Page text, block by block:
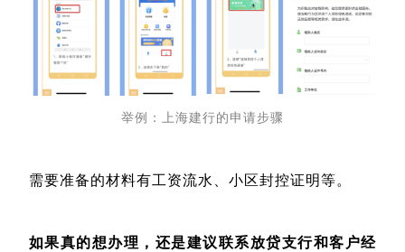
举例：上海建行的申请步骤
需要准备的材料有工资流水、小区封控证明等。
如果真的想办理，还是建议联系放贷支行和客户经